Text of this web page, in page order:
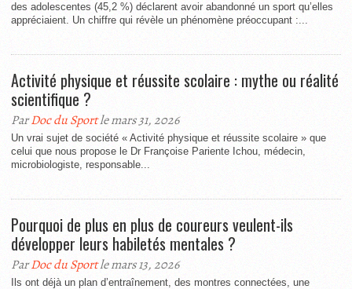
des adolescentes (45,2 %) déclarent avoir abandonné un sport qu’elles
appréciaient. Un chiffre qui révèle un phénomène préoccupant :...
Activité physique et réussite scolaire : mythe ou réalité
scientifique ?
ParDoc du Sportle mars 31, 2026
Un vrai sujet de société « Activité physique et réussite scolaire » que
celui que nous propose le Dr Françoise Pariente Ichou, médecin,
microbiologiste, responsable...
Pourquoi de plus en plus de coureurs veulent-ils
développer leurs habiletés mentales ?
ParDoc du Sportle mars 13, 2026
Ils ont déjà un plan d’entraînement, des montres connectées, une